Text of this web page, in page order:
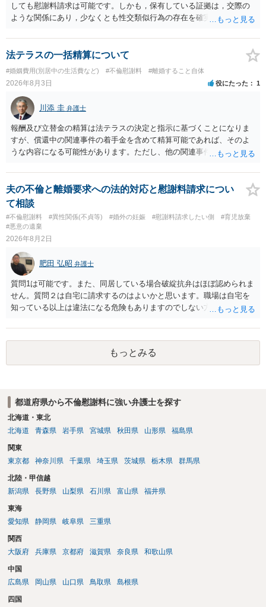
しても慰謝料請求は可能です。しかも，保有している証拠は，交際の
ような関係にあり，少なくとも性交類似行為の存在を確実に証明でき
ことを窺わせるものです。）。ですから，慰謝料請求を進めることで
よいと思います。 ただ．慰謝料額については，婚姻破綻に至っていな
いとして，この点を考慮されることになるかもしれません。 ②夫との
今後のことを考えて書いてもらうか否かを検討するのがよいと思いま
す。今ある証拠以上のことを証明（証明力を強めることも含む）でき
るのであれば，前向きに検討を進めるという考え方でもよいでしょ
う。慰謝料請求としては証拠として使えることが前提であり，その価
値と夫との関係との均衡のように思います。 ③行政書士に委任をして
いるのであれば，どのような内容の委任なのか不明ですが，その行政
書士との協議になると思います。請求するか，訴訟にするか，その点
の見極めや，相手方は性交類似行為は認めているのか，それさえも否
定しているのかによって，考え方・進め方は変わってくると思いま
す。 ④性交類似行為を認めているにもかかわらず支払を拒否するので
あれば，本人（行政書士でも同じだと思います。）への対応ではあま
り変わらないように思います。減額で折り合えるなら本人様の交渉で
もよいように思いますが，ゼロかどうかの観点であれば，訴訟に進む
しかなくなるようにも思います。そうしますと，お近くの弁護士に相
談して進めることを検討した方がよいようにも思います。
法テラスの一括精算について
#婚姻費用(別居中の生活費など) #不倫慰謝料 #離婚すること自体
2026年8月3日 役にたった 1
川添 圭 弁護士
報酬及び立替金の精算は法テラスの決定と指示に基づくことになりま
すが、償還中の関連事件の着手金を含めて精算可能であれば、そのよ
うな内容になる可能性があります。ただし、他の関連事件でも相手方
情によって対応が違いますので、法テラスへお尋ねいただいた方が確
実です。
夫の不倫と離婚要求への法的対応と慰謝料請求につい
て相談
#不倫慰謝料 #異性関係(不貞等) #婚外の妊娠 #慰謝料請求したい側
#育児放棄
#悪意の遺棄
2026年8月2日
肥田 弘昭 弁護士
質問1は可能です。また、同居している場合破綻抗弁はほぼ認められま
せん。質問２は自宅に請求するのはよいかと思います。職場は自宅を
知っている以上は違法になる危険もありますのでしない方が良いで
かと思います。有責配偶者ですので相手方からの離婚は拒否しても仮
に訴訟されても法的に成立しません。質問５は認知すると養育費支払
い、相続権が発生します。合意があれば法的に可能ですが法律で強制
することはできません。質問６は可能です。質問７は不貞行為の写真
もっとみる
都道府県から不倫慰謝料に強い弁護士を探す
北海道・東北
北海道
青森県 岩手県 宮城県 秋田県 山形県 福島県
関東
東京都
神奈川県 千葉県 埼玉県 茨城県 栃木県 群馬県
北陸・甲信越
新潟県
長野県 山梨県 石川県 富山県 福井県
東海
愛知県
静岡県 岐阜県 三重県
関西
大阪府
兵庫県 京都府 滋賀県 奈良県 和歌山県
中国
広島県
岡山県 山口県 鳥取県 島根県
四国